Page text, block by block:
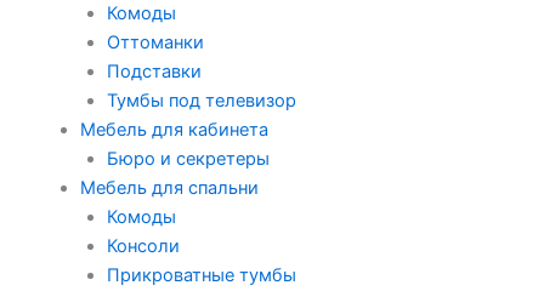
Комоды
Оттоманки
Подставки
Тумбы под телевизор
Мебель для кабинета
Бюро и секретеры
Мебель для спальни
Комоды
Консоли
Прикроватные тумбы